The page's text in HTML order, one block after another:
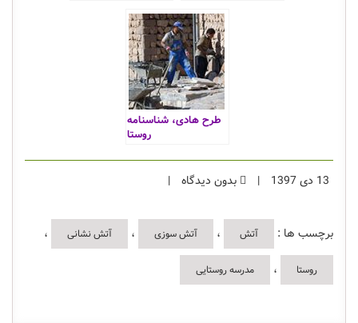
می‌شود
طرح هادی، شناسنامه
روستا
13 دی 1397 | بدون دیدگاه |
برچسب ها : آتش ، آتش سوزی ، آتش نشانی ،
روستا ، مدرسه روستایی